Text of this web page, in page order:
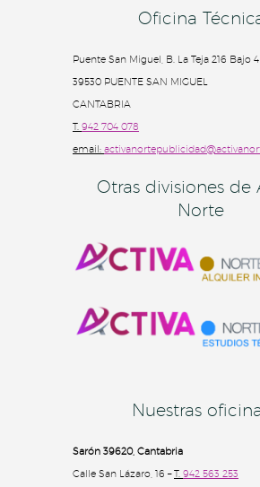
Oficina
Puente San Miguel, B. La Teja 216 Bajo
39530 PUENTE SAN MIGUEL
CANTABRIA
T. 942 704 078
email:
Otras divisiones de
Norte
Nuestras
Sarón 39620, Cantabria
Calle San Lázaro, 16 –T. 942 563 253